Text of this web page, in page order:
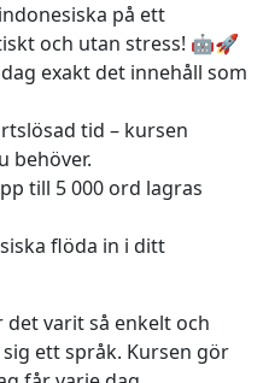
på ett
och utan stress! 🤖🚀
exakt det innehåll som
tid – kursen
behöver.
till 5 000 ord lagras
flöda in i ditt
varit så enkelt och
ett språk. Kursen gör